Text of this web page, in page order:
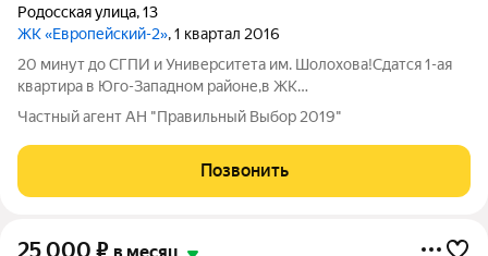
Родосская улица,13
ЖК «Европейский-2», 1 квартал 2016
20 минут до СГПИ и Университета им. Шолохова!Сдатся 1-ая
квартира в Юго-Западном районе,в ЖК
"Европейский".ИНДИВИДУАЛЬНОЕ ОТОПЛЕНИЕ! Квартира с
мебелью и техникой.Стоимость:15500
рублей+ком.плат.Залог:5000 рублей.Оплата по факту
Частный агент АН "Правильный Выбор 2019"
Позвонить
25 000 ₽